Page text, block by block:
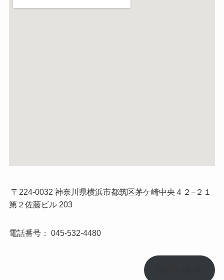
〒224-0032 神奈川県横浜市都筑区茅ケ崎中央４２−２１
第２佐藤ビル 203
電話番号： 045-532-4480